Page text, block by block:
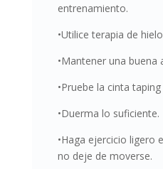
entrenamiento.
•Utilice terapia de
•Mantener una buena
•Pruebe la cinta
•Duerma lo suficiente.
•Haga ejercicio ligero
no deje de moverse.